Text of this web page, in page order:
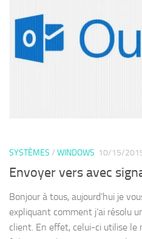
SYSTÈMES / WINDOWS 10/15/
Envoyer vers avec
Bonjour à tous, aujourd’hui je
expliquant comment j’ai résolu
client. En effet, celui-ci utilise le